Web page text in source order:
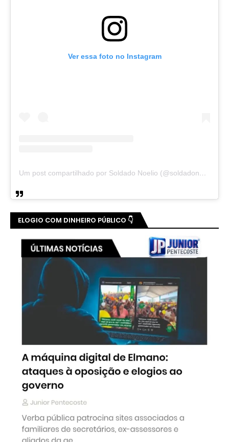
Ver essa foto no Instagram
Um post compartilhado por Soldado Noelio (@soldadonoelio)
ELOGIO COM DINHEIRO PÚBLICO 👇